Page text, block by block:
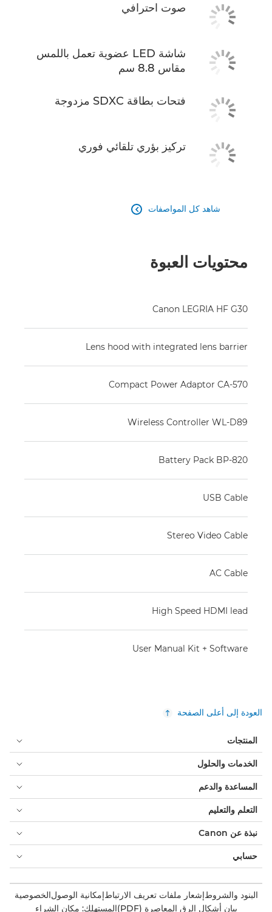
صوت احترافي
شاشة LED عضوية تعمل باللمس
مقاس 8.8 سم
فتحات بطاقة SDXC مزدوجة
تركيز بؤري تلقائي فوري
شاهد كل المواصفات 
محتويات العبوة
Canon LEGRIA HF G30
Lens hood with integrated lens barrier
Compact Power Adaptor CA-570
Wireless Controller WL-D89
Battery Pack BP-820
USB Cable
Stereo Video Cable
AC Cable
High Speed HDMI lead
User Manual Kit + Software
العودة إلى أعلى الصفحة
المنتجات
الخدمات والحلول
المساعدة والدعم
التعلم والتعليم
نبذة عن Canon
حسابي
البنود والشروطإشعار ملفات تعريف الارتباطإمكانية الوصولالخصوصية
بيان أشكال الرق المعاصرة (PDF)
المستهلك: مكان الشراء